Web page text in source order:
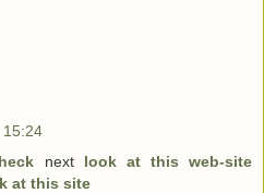
15:24
next look at this web-site
at this site